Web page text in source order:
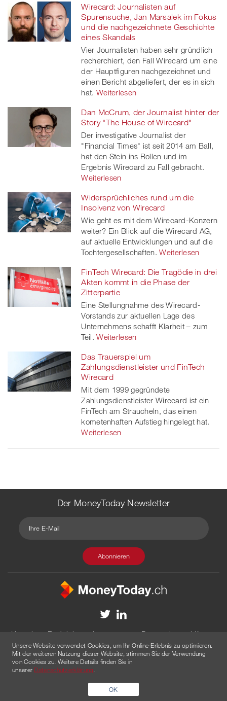
Wirecard: Journalisten auf
Spurensuche, Jan Marsalek im Fokus
und die nachgezeichnete Geschichte
eines Skandals
Vier Journalisten haben sehr gründlich
recherchiert, den Fall Wirecard um eine
der Hauptfiguren nachgezeichnet und
einen Bericht abgeliefert, der es in sich
hat. Weiterlesen
Dan McCrum, der Journalist hinter der
Story "The House of Wirecard"
Der investigative Journalist der
"Financial Times" ist seit 2014 am Ball,
hat den Stein ins Rollen und im
Ergebnis Wirecard zu Fall gebracht.
Weiterlesen
Widersprüchliches rund um die
Insolvenz von Wirecard
Wie geht es mit dem Wirecard-Konzern
weiter? Ein Blick auf die Wirecard AG,
auf aktuelle Entwicklungen und auf die
Tochtergesellschaften. Weiterlesen
FinTech Wirecard: Die Tragödie in drei
Akten kommt in die Phase der
Zitterpartie
Eine Stellungnahme des Wirecard-
Vorstands zur aktuellen Lage des
Unternehmens schafft Klarheit – zum
Teil. Weiterlesen
Das Trauerspiel um
Zahlungsdienstleister und FinTech
Wirecard
Mit dem 1999 gegründete
Zahlungsdienstleister Wirecard ist ein
FinTech am Straucheln, das einen
kometenhaften Aufstieg hingelegt hat.
Weiterlesen
Der MoneyToday Newsletter
Kontakt Redaktion Impressum
Datenschutzerklärung
Disclaimer
Werbung
© 2026 Created byAGENTUR AM WASSER
Unsere Website verwendet Cookies, um Ihr Online-Erlebnis zu optimieren.
Mit der weiteren Nutzung dieser Website, stimmen Sie der Verwendung
von Cookies zu. Weitere Details finden Sie in
unserer Datenschutzerklärung.
OK